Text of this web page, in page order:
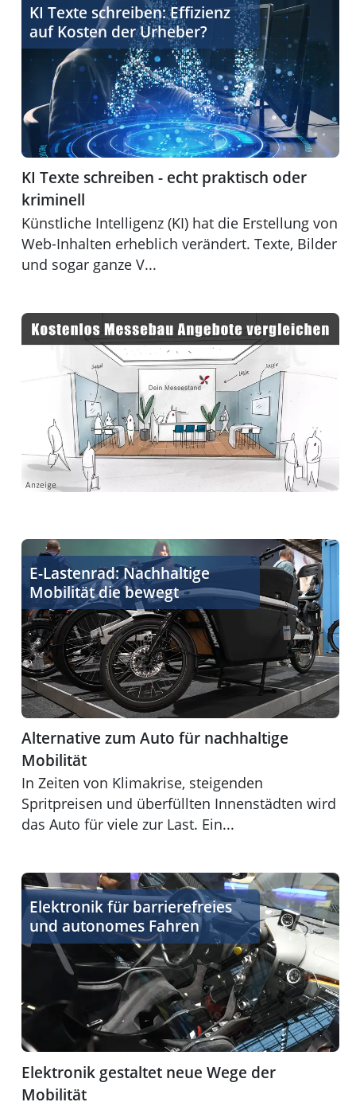
KI Texte schreiben: Effizienz
auf Kosten der Urheber?
KI Texte schreiben - echt praktisch oder
kriminell
Künstliche Intelligenz (KI) hat die Erstellung von
Web-Inhalten erheblich verändert. Texte, Bilder
und sogar ganze V...
Alternative zum Auto für nachhaltige Mobilität
E-Lastenrad: Nachhaltige
Mobilität die bewegt
Alternative zum Auto für nachhaltige
Mobilität
In Zeiten von Klimakrise, steigenden
Spritpreisen und überfüllten Innenstädten wird
das Auto für viele zur Last. Ein...
Elektronik gestaltet neue Wege der Mobilität
Elektronik für barrierefreies
und autonomes Fahren
Elektronik gestaltet neue Wege der
Mobilität